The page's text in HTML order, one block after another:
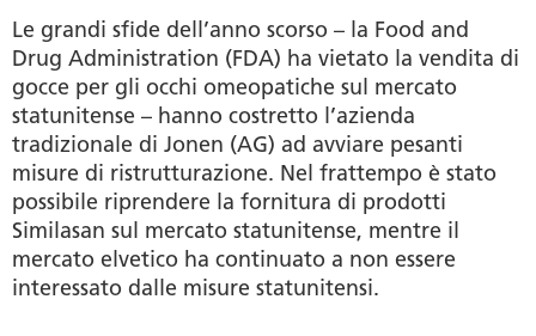
Le grandi sfide dell’anno scorso – la Food and
Drug Administration (FDA) ha vietato la vendita di
gocce per gli occhi omeopatiche sul mercato
statunitense – hanno costretto l’azienda
tradizionale di Jonen (AG) ad avviare pesanti
misure di ristrutturazione. Nel frattempo è stato
possibile riprendere la fornitura di prodotti
Similasan sul mercato statunitense, mentre il
mercato elvetico ha continuato a non essere
interessato dalle misure statunitensi.